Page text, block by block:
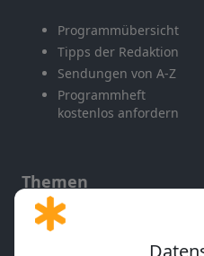
Programmübersicht
Tipps der Redaktion
Sendungen von A-Z
Programmheft
kostenlos anfordern
Themen
Gott und Bibel erklärt